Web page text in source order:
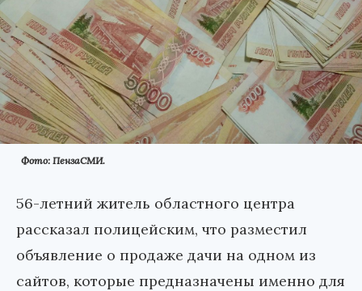
Фото: ПензаСМИ.
56-летний житель областного центра
рассказал полицейским, что разместил
объявление о продаже дачи на одном из
сайтов, которые предназначены именно для